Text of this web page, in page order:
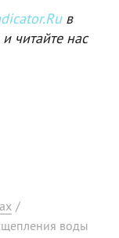
в
читайте нас
/
воды